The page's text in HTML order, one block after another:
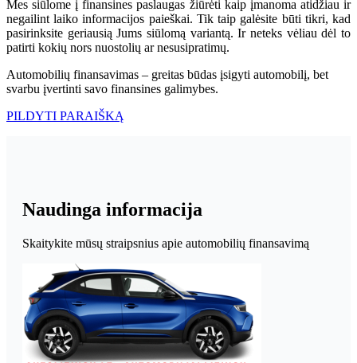
Mes siūlome į finansines paslaugas žiūrėti kaip įmanoma atidžiau ir
negailint laiko informacijos paieškai. Tik taip galėsite būti tikri, kad
pasirinksite geriausią Jums siūlomą variantą. Ir neteks vėliau dėl to
patirti kokių nors nuostolių ar nesusipratimų.
Automobilių finansavimas – greitas būdas įsigyti automobilį, bet
svarbu įvertinti savo finansines galimybes.
PILDYTI PARAIŠKĄ
Naudinga informacija
Skaitykite mūsų straipsnius apie automobilių finansavimą